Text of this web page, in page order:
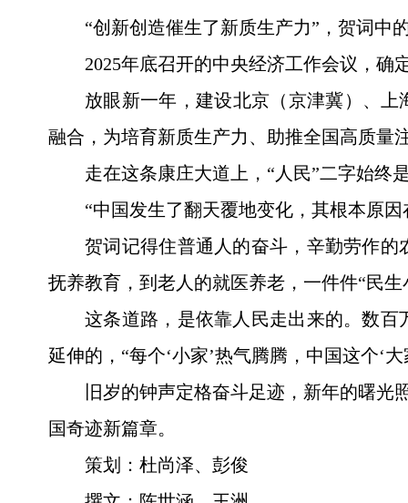
“创新创造催生了新质生产力”，贺词中
2025年底召开的中央经济工作会议，确
放眼新一年，建设北京（京津冀）、
融合，为培育新质生产力、助推全国高质量
走在这条康庄大道上，“人民”二字始终
“中国发生了翻天覆地变化，其根本原
贺词记得住普通人的奋斗，辛勤劳作
抚养教育，到老人的就医养老，一件件“民
这条道路，是依靠人民走出来的。数
延伸的，“每个‘小家’热气腾腾，中国这个‘
旧岁的钟声定格奋斗足迹，新年的曙
国奇迹新篇章。
策划：杜尚泽、彭俊